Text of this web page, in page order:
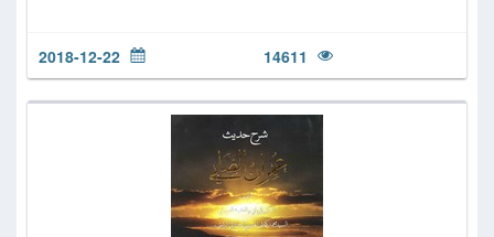
14611
2018-12-22